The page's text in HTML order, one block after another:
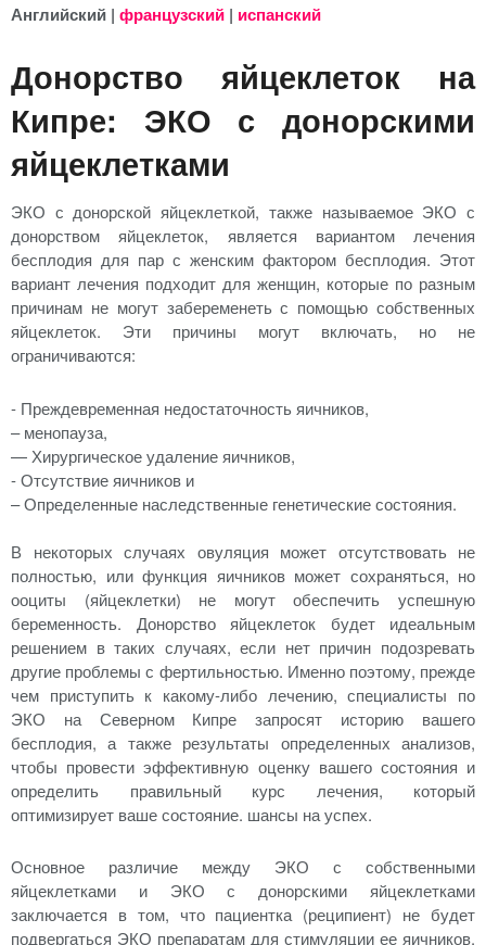
Английский | французский | испанский
Донорство яйцеклеток на
Кипре: ЭКО с донорскими
яйцеклетками
ЭКО с донорской яйцеклеткой, также называемое ЭКО с
донорством яйцеклеток, является вариантом лечения
бесплодия для пар с женским фактором бесплодия. Этот
вариант лечения подходит для женщин, которые по разным
причинам не могут забеременеть с помощью собственных
яйцеклеток. Эти причины могут включать, но не
ограничиваются:
- Преждевременная недостаточность яичников,
– менопауза,
— Хирургическое удаление яичников,
- Отсутствие яичников и
– Определенные наследственные генетические состояния.
В некоторых случаях овуляция может отсутствовать не
полностью, или функция яичников может сохраняться, но
ооциты (яйцеклетки) не могут обеспечить успешную
беременность. Донорство яйцеклеток будет идеальным
решением в таких случаях, если нет причин подозревать
другие проблемы с фертильностью. Именно поэтому, прежде
чем приступить к какому-либо лечению, специалисты по
ЭКО на Северном Кипре запросят историю вашего
бесплодия, а также результаты определенных анализов,
чтобы провести эффективную оценку вашего состояния и
определить правильный курс лечения, который
оптимизирует ваше состояние. шансы на успех.
Основное различие между ЭКО с собственными
яйцеклетками и ЭКО с донорскими яйцеклетками
заключается в том, что пациентка (реципиент) не будет
подвергаться ЭКО препаратам для стимуляции ее яичников.